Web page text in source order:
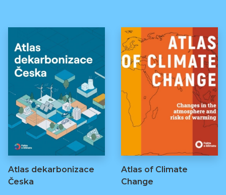
Atlas dekarbonizace
Česka
Atlas of Climate
Change